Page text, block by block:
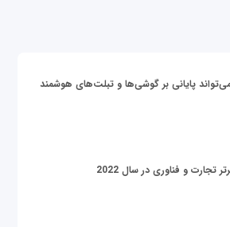
پایانی بر گوشی‌ها و تبلت‌های هوشمند